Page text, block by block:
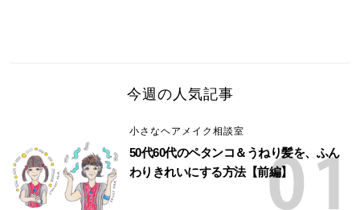
今週の人気記事
小さなヘアメイク相談室
50代60代のペタンコ＆うねり髪を、ふん
わりきれいにする方法【前編】